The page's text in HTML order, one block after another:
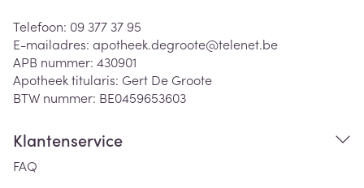
Telefoon: 09 377 37 95
E-mailadres: apotheek.degroote@telenet.be
APB nummer: 430901
Apotheek titularis: Gert De Groote
BTW nummer: BE0459653603
Klantenservice
FAQ